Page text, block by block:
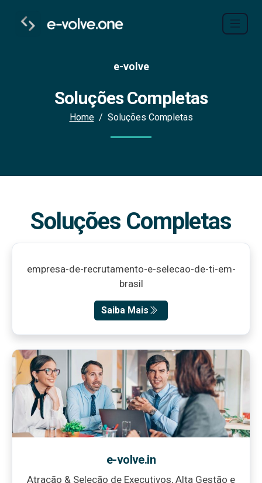
e-volve
Soluções Completas
Home Soluções Completas
Soluções Completas
empresa-de-recrutamento-e-selecao-de-ti-em-
brasil
Saiba Mais
e-volve.in
Atração & Seleção de Executivos, Alta Gestão e